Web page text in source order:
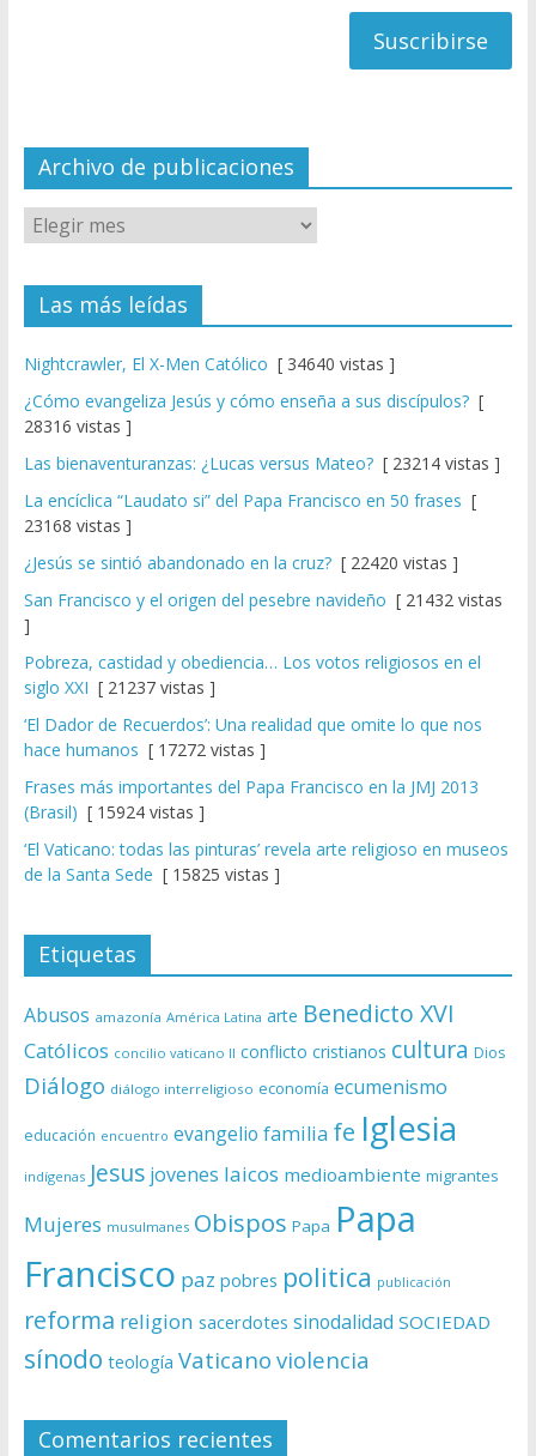
el
Archivo de publicaciones
Las más leídas
Nightcrawler, El X-Men Católico [ 34640 vistas ]
¿Cómo evangeliza Jesús y cómo enseña a sus discípulos?[
28316 vistas ]
Las bienaventuranzas: ¿Lucas versus Mateo?[ 23214 vistas ]
La encíclica “Laudato si” del Papa Francisco en 50 frases [
23168 vistas ]
¿Jesús se sintió abandonado en la cruz?[ 22420 vistas ]
San Francisco y el origen del pesebre navideño [ 21432 vistas
]
Pobreza, castidad y obediencia… Los votos religiosos en el
siglo XXI [ 21237 vistas ]
‘El Dador de Recuerdos’: Una realidad que omite lo que nos
hace humanos [ 17272 vistas ]
Frases más importantes del Papa Francisco en la JMJ 2013
(Brasil) [ 15924 vistas ]
‘El Vaticano: todas las pinturas’ revela arte religioso en museos
de la Santa Sede [ 15825 vistas ]
Etiquetas
Abusos amazonía América Latina arte Benedicto XVI
Católicos concilio vaticano II conflicto cristianos cultura Dios
Diálogo diálogo interreligioso economía ecumenismo
educación encuentro evangelio familia fe Iglesia
indígenas Jesus jovenes laicos medioambiente migrantes
Mujeres musulmanes Obispos Papa Papa
Francisco paz pobres politica publicación
reforma religion sacerdotes sinodalidad SOCIEDAD
sínodo teología Vaticano violencia
Comentarios recientes